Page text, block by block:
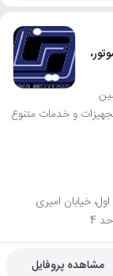
و خدمات متنوع
اول، خیابان امیری
مشاهده پروفایل